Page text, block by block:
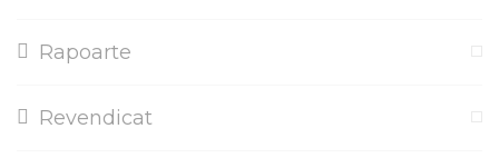
Rapoarte
Revendicat